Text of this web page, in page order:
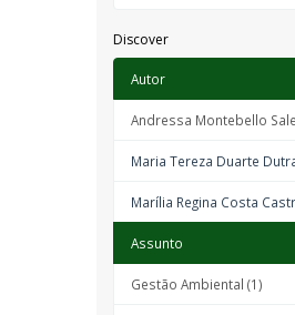
Discover
Autor
Andressa Montebello
Maria Tereza Duarte
Marília Regina Costa
Assunto
Gestão Ambiental (1)